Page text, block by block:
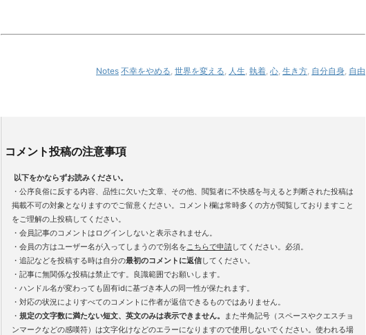
Notes 不幸をやめる 世界を変える 人生 執着 心 生き方 自分自身 自由
コメント投稿の注意事項
以下をかならずお読みください。
・公序良俗に反する内容、品性に欠いた文章、その他、閲覧者に不快感を与えると判断された投稿は
掲載不可の対象となりますのでご留意ください。コメント欄は常時多くの方が閲覧しておりますこと
をご理解の上投稿してください。
・会員記事のコメントはログインしないと表示されません。
・会員の方はユーザー名が入ってしまうので別名を こちらで申請してください。必須。
・追記などを投稿する時は自分の最初のコメントに返信してください。
・記事に無関係な投稿は禁止です。良識範囲でお願いします。
・ハンドル名が変わっても固有idに基づき本人の同一性が保たれます。
・対応の状況によりすべてのコメントに作者が返信できるものではありません。
・ 規定の文字数に満たない短文、英文のみは表示できません。
また半角記号（スペースやクエスチョ
ンマークなどの感嘆符）は文字化けなどのエラーになりますので使用しないでください。使われる場